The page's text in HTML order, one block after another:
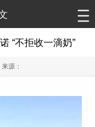
“不拒收一滴奶”
源：